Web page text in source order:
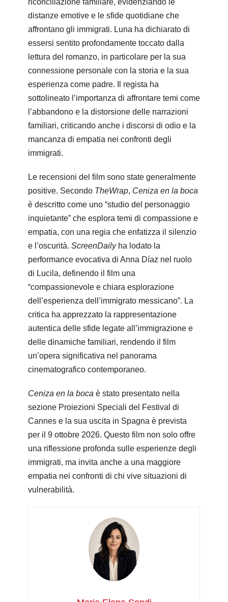
distanze emotive e le sfide quotidiane che
affrontano gli immigrati. Luna ha dichiarato di
essersi sentito profondamente toccato dalla
lettura del romanzo, in particolare per la sua
connessione personale con la storia e la sua
esperienza come padre. Il regista ha
sottolineato l’importanza di affrontare temi come
l’abbandono e la distorsione delle narrazioni
familiari, criticando anche i discorsi di odio e la
mancanza di empatia nei confronti degli
immigrati.
Le recensioni del film sono state generalmente
positive. Secondo TheWrap, Ceniza en la boca
è descritto come uno “studio del personaggio
inquietante” che esplora temi di compassione e
empatia, con una regia che enfatizza il silenzio
e l’oscurità. ScreenDailyha lodato la
performance evocativa di Anna Díaz nel ruolo
di Lucila, definendo il film una
“compassionevole e chiara esplorazione
dell’esperienza dell’immigrato messicano”. La
critica ha apprezzato la rappresentazione
autentica delle sfide legate all’immigrazione e
delle dinamiche familiari, rendendo il film
un’opera significativa nel panorama
cinematografico contemporaneo.
Ceniza en la boca è stato presentato nella
sezione Proiezioni Speciali del Festival di
Cannes e la sua uscita in Spagna è prevista
per il 9 ottobre 2026. Questo film non solo offre
una riflessione profonda sulle esperienze degli
immigrati, ma invita anche a una maggiore
empatia nei confronti di chi vive situazioni di
vulnerabilità.